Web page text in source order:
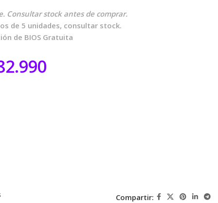
Consultar stock antes de comprar.
de 5 unidades, consultar stock.
de BIOS Gratuita
Compartir: